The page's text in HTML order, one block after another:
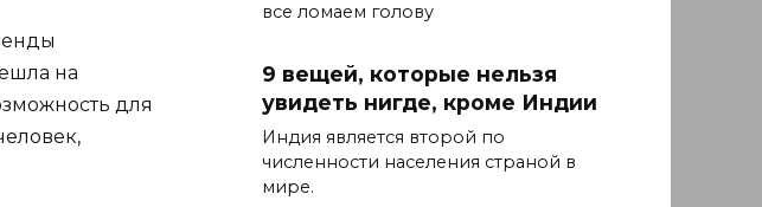
на
для
все ломаем голову
9 вещей, которые нельзя
увидеть нигде, кроме Индии
Индия является второй по
численности населения страной в
мире.